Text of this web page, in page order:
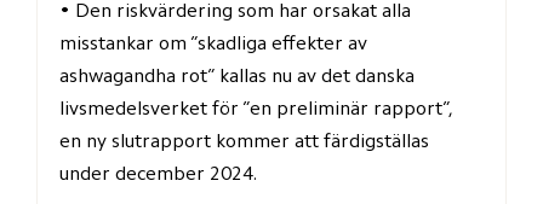
• Den riskvärdering som har orsakat alla
misstankar om ”skadliga effekter av
ashwagandha rot” kallas nu av det danska
livsmedelsverket för ”en preliminär rapport”,
en ny slutrapport kommer att färdigställas
under december 2024.